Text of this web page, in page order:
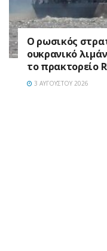
Ο ρωσικός
ουκρανικό
το πρακτορείο
3 ΑΥΓΟΎΣΤΟΥ 2026